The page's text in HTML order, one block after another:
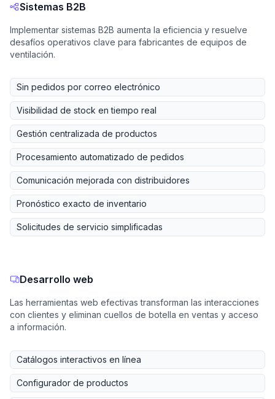
Sistemas B2B
Implementar sistemas B2B aumenta la eficiencia y resuelve
desafíos operativos clave para fabricantes de equipos de
ventilación.
Sin pedidos por correo electrónico
Visibilidad de stock en tiempo real
Gestión centralizada de productos
Procesamiento automatizado de pedidos
Comunicación mejorada con distribuidores
Pronóstico exacto de inventario
Solicitudes de servicio simplificadas
Desarrollo web
Las herramientas web efectivas transforman las interacciones
con clientes y eliminan cuellos de botella en ventas y acceso
a información.
Catálogos interactivos en línea
Configurador de productos